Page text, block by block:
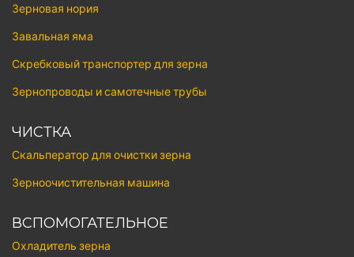
Зерновая нория
Завальная яма
Скребковый транспортер для зерна
Зернопроводы и самотечные трубы
ЧИСТКА
Скальператор для очистки зерна
Зерноочистительная машина
ВСПОМОГАТЕЛЬНОЕ
Охладитель зерна